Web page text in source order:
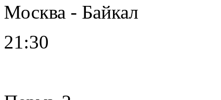
Москва - Байкал
21:30